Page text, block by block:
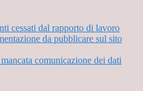
cessati dal rapporto di lavoro
da pubblicare sul sito
comunicazione dei dati